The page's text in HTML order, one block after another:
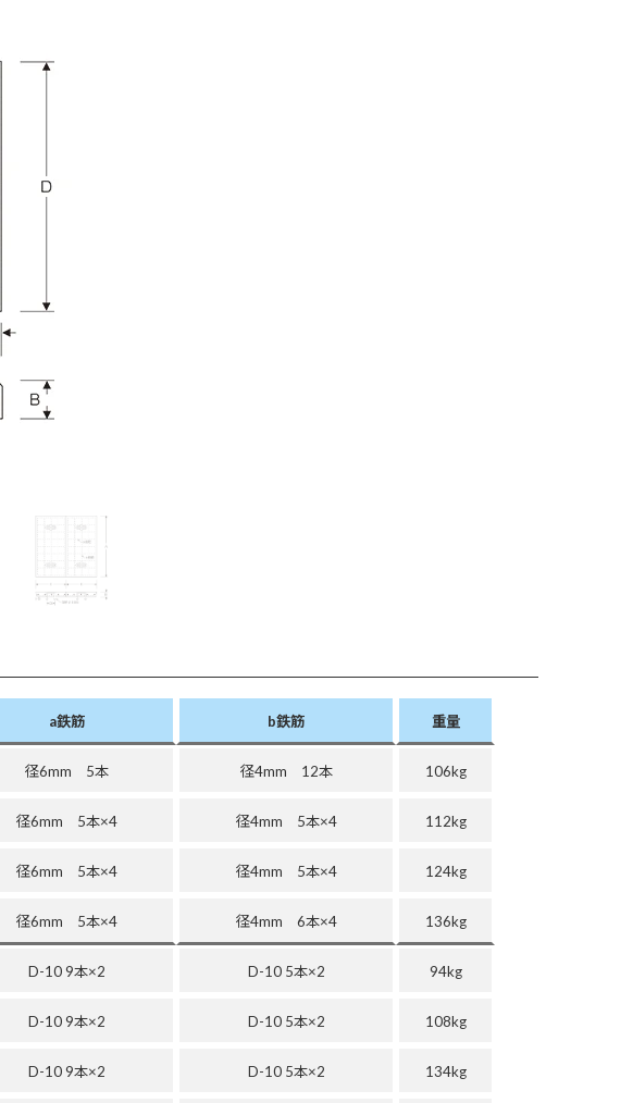
a鉄筋 b鉄筋 重量
径6mm 5本 径4mm 12本 106kg
径6mm 5本×4 径4mm 5本×4 112kg
径6mm 5本×4 径4mm 5本×4 124kg
径6mm 5本×4 径4mm 6本×4 136kg
D-10 9本×2 D-10 5本×2 94kg
D-10 9本×2 D-10 5本×2 108kg
D-10 9本×2 D-10 5本×2 134kg